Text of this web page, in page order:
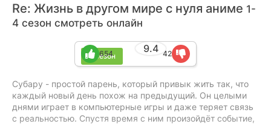
Re: Жизнь в другом мире с нуля аниме 1-
4 сезон смотреть онлайн
4 сезон
9.4
654 42
Субару - простой парень, который привык жить так, что
каждый новый день похож на предыдущий. Он целыми
днями играет в компьютерные игры и даже теряет связь
с реальностью. Спустя время с ним произойдёт событие,